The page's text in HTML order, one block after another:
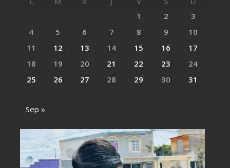
1
2
3
4
5 6 7 8 9
10
11
12 13 14 15 16
17
18
19 20 21 22 23
24
25
26 27 28 29 30 31
Sep »